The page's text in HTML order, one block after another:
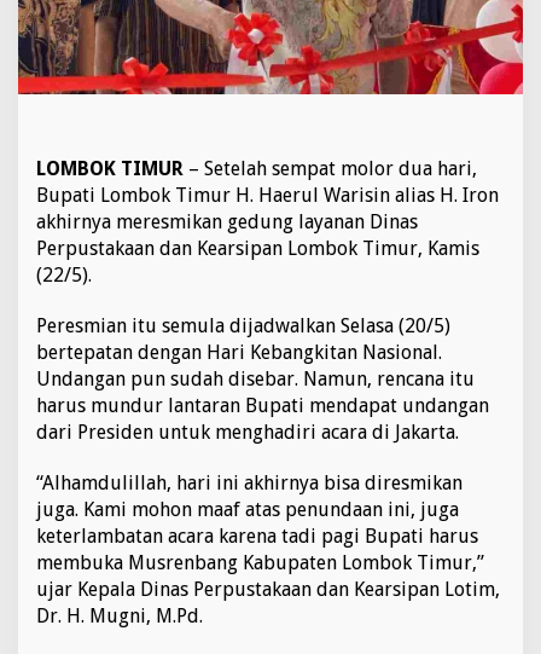
u
n
g
L
n
a
D
i
s
P
e
r
p
u
t
a
k
a
a
n
d
LOMBOK TIMUR – Setelah sempat molor dua hari,
Bupati Lombok Timur H. Haerul Warisin alias H. Iron
akhirnya meresmikan gedung layanan Dinas
Perpustakaan dan Kearsipan Lombok Timur, Kamis
(22/5).
Peresmian itu semula dijadwalkan Selasa (20/5)
bertepatan dengan Hari Kebangkitan Nasional.
Undangan pun sudah disebar. Namun, rencana itu
harus mundur lantaran Bupati mendapat undangan
dari Presiden untuk menghadiri acara di Jakarta.
“Alhamdulillah, hari ini akhirnya bisa diresmikan
juga. Kami mohon maaf atas penundaan ini, juga
keterlambatan acara karena tadi pagi Bupati harus
membuka Musrenbang Kabupaten Lombok Timur,”
ujar Kepala Dinas Perpustakaan dan Kearsipan Lotim,
Dr. H. Mugni, M.Pd.